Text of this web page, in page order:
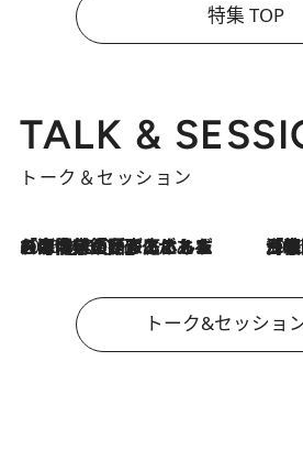
特集 TOP
TALK &
トーク＆セッション
2026.8.3
「今後値上げがあるとすれば…」「リスクがあるのは今年の冬」エネルギー専門家が語る、ホルムズ海峡封鎖が家庭にもたらす“ある心配” 「住宅建てられない…」「サーチャージ
トーク&セッショ